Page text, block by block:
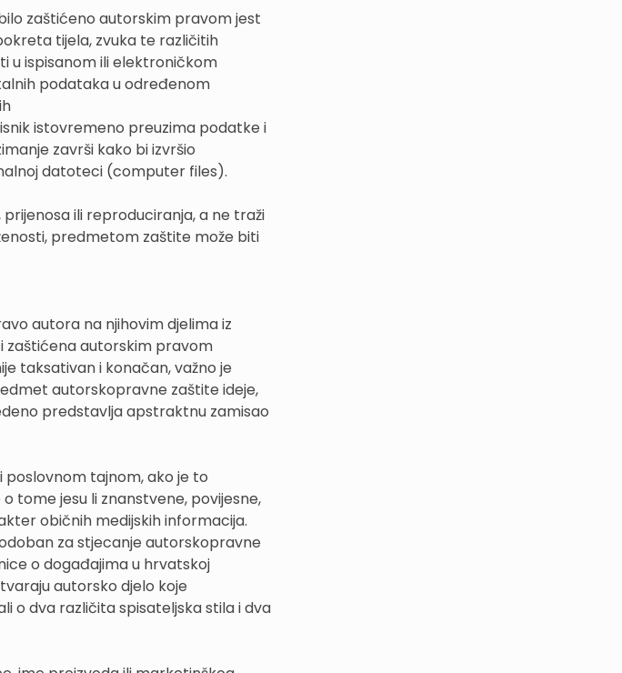
zaštićeno autorskim pravom jest
tijela, zvuka te različitih
u ispisanom ili elektroničkom
podataka u određenom
istovremeno preuzima podatke i
završi kako bi izvršio
datoteci (computer files).
ili reproduciranja, a ne traži
predmetom zaštite može biti
autora na njihovim djelima iz
zaštićena autorskim pravom
taksativan i konačan, važno je
autorskopravne zaštite ideje,
predstavlja apstraktnu zamisao
tajnom, ako je to
tome jesu li znanstvene, povijesne,
običnih medijskih informacija.
za stjecanje autorskopravne
o događajima u hrvatskoj
autorsko djelo koje
o dva različita spisateljska stila i dva